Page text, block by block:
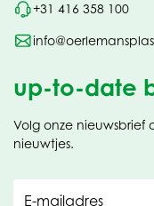
+31 416 358 100
up-to-date
Volg onze
nieuwtjes.
E-mailadres